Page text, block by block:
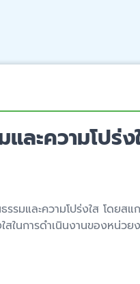
ละความโปร่ง
รมและความโปร่งใส โดย
สในการดำเนินงานของหน่ว